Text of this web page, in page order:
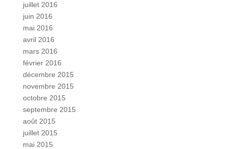
juillet 2016
juin 2016
mai 2016
avril 2016
mars 2016
février 2016
décembre 2015
novembre 2015
octobre 2015
septembre 2015
août 2015
juillet 2015
mai 2015